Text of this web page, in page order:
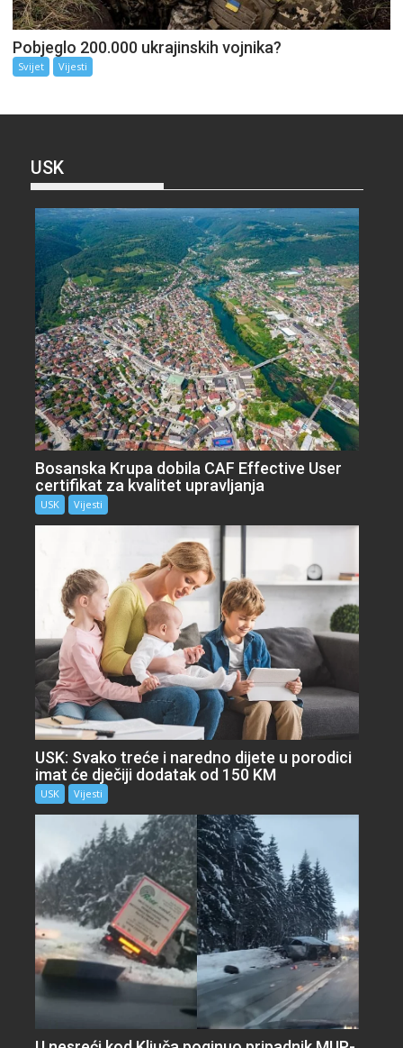
Pobjeglo 200.000 ukrajinskih vojnika?
Svijet Vijesti
USK
Bosanska Krupa dobila CAF Effective User
certifikat za kvalitet upravljanja
USK Vijesti
USK: Svako treće i naredno dijete u porodici
imat će dječiji dodatak od 150 KM
USK Vijesti